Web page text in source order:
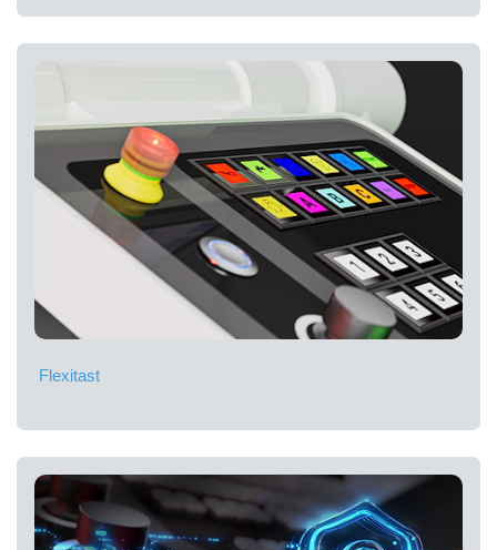
Flexitast